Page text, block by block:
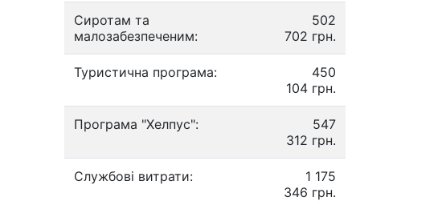
Сиротам та
малозабезпеченим:
502
702 грн.
Туристична програма:
450
104 грн.
Програма "Хелпус":
547
312 грн.
Службові витрати:
1 175
346 грн.